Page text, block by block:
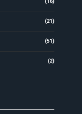
(21)
(51)
(2)